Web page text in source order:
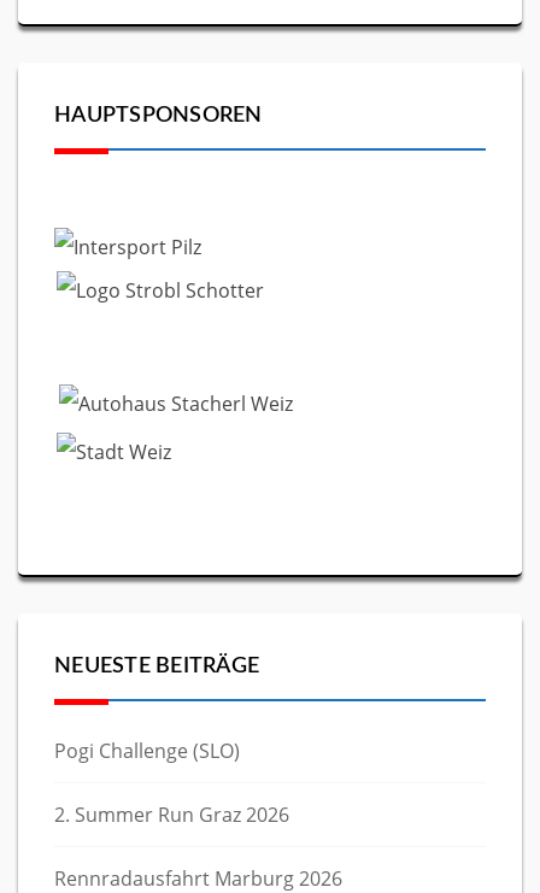
HAUPTSPONSOREN
NEUESTE BEITRÄGE
Pogi Challenge (SLO)
2. Summer Run Graz 2026
Rennradausfahrt Marburg 2026